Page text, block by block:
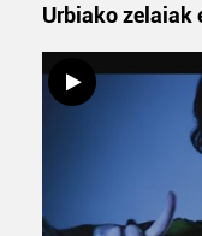
Urbiako zelaiak